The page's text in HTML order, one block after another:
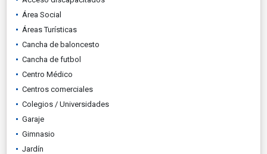
Área Social
Áreas Turísticas
Cancha de baloncesto
Cancha de futbol
Centro Médico
Centros comerciales
Colegios / Universidades
Garaje
Gimnasio
Jardín